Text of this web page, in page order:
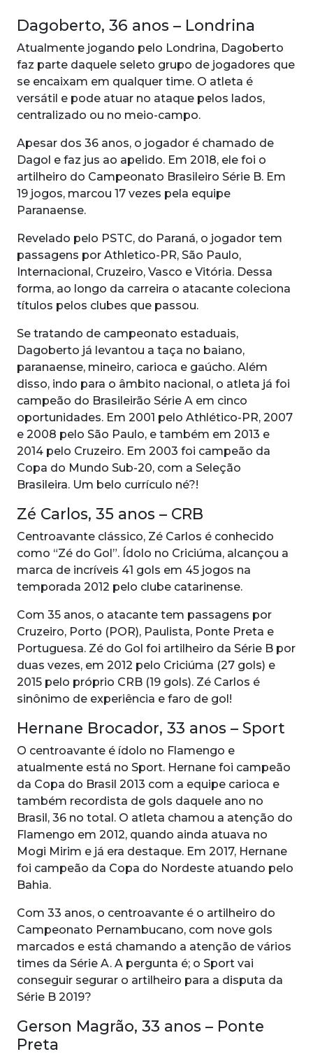
Dagoberto, 36 anos – Londrina
Atualmente jogando pelo Londrina, Dagoberto
faz parte daquele seleto grupo de jogadores que
se encaixam em qualquer time. O atleta é
versátil e pode atuar no ataque pelos lados,
centralizado ou no meio-campo.
Apesar dos 36 anos, o jogador é chamado de
Dagol e faz jus ao apelido. Em 2018, ele foi o
artilheiro do Campeonato Brasileiro Série B. Em
19 jogos, marcou 17 vezes pela equipe
Paranaense.
Revelado pelo PSTC, do Paraná, o jogador tem
passagens por Athletico-PR, São Paulo,
Internacional, Cruzeiro, Vasco e Vitória. Dessa
forma, ao longo da carreira o atacante coleciona
títulos pelos clubes que passou.
Se tratando de campeonato estaduais,
Dagoberto já levantou a taça no baiano,
paranaense, mineiro, carioca e gaúcho. Além
disso, indo para o âmbito nacional, o atleta já foi
campeão do Brasileirão Série A em cinco
oportunidades. Em 2001 pelo Athlético-PR, 2007
e 2008 pelo São Paulo, e também em 2013 e
2014 pelo Cruzeiro. Em 2003 foi campeão da
Copa do Mundo Sub-20, com a Seleção
Brasileira. Um belo currículo né?!
Zé Carlos, 35 anos – CRB
Centroavante clássico, Zé Carlos é conhecido
como “Zé do Gol”. Ídolo no Criciúma, alcançou a
marca de incríveis 41 gols em 45 jogos na
temporada 2012 pelo clube catarinense.
Com 35 anos, o atacante tem passagens por
Cruzeiro, Porto (POR), Paulista, Ponte Preta e
Portuguesa. Zé do Gol foi artilheiro da Série B por
duas vezes, em 2012 pelo Criciúma (27 gols) e
2015 pelo próprio CRB (19 gols). Zé Carlos é
sinônimo de experiência e faro de gol!
Hernane Brocador, 33 anos – Sport
O centroavante é ídolo no Flamengo e
atualmente está no Sport. Hernane foi campeão
da Copa do Brasil 2013 com a equipe carioca e
também recordista de gols daquele ano no
Brasil, 36 no total. O atleta chamou a atenção do
Flamengo em 2012, quando ainda atuava no
Mogi Mirim e já era destaque. Em 2017, Hernane
foi campeão da Copa do Nordeste atuando pelo
Bahia.
Com 33 anos, o centroavante é o artilheiro do
Campeonato Pernambucano, com nove gols
marcados e está chamando a atenção de vários
times da Série A. A pergunta é; o Sport vai
conseguir segurar o artilheiro para a disputa da
Série B 2019?
Gerson Magrão, 33 anos – Ponte
Preta